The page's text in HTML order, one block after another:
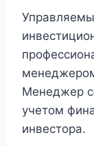
Менеджер
учетом
инвестора.